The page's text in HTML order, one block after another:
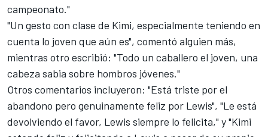
campeonato."
"Un gesto con clase de Kimi, especialmente teniendo en
cuenta lo joven que aún es", comentó alguien más,
mientras otro escribió: "Todo un caballero el joven, una
cabeza sabia sobre hombros jóvenes."
Otros comentarios incluyeron: "Está triste por el
abandono pero genuinamente feliz por Lewis", "Le está
devolviendo el favor, Lewis siempre lo felicita," y "Kimi